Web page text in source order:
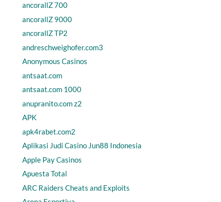
ancorallZ 700
ancorallZ 9000
ancorallZ TP2
andreschweighofer.com3
Anonymous Casinos
antsaat.com
antsaat.com 1000
anupranito.com z2
APK
apk4rabet.com2
Aplikasi Judi Casino Jun88 Indonesia
Apple Pay Casinos
Apuesta Total
ARC Raiders Cheats and Exploits